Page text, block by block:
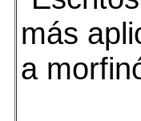
más
a